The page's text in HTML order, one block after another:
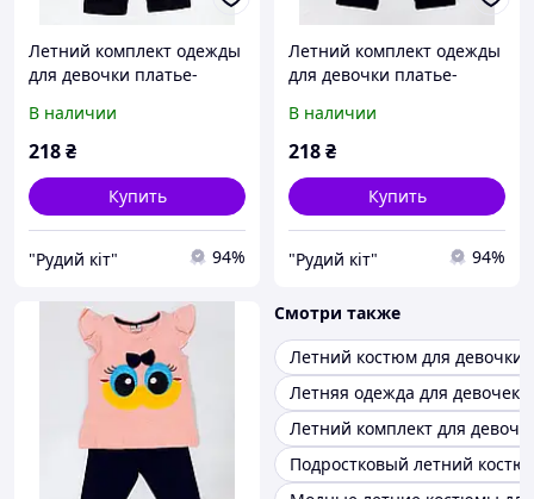
Летний комплект одежды
для девочки платье-
бриджи/трессы Размеры
6/9 м /68/74 см 9/12 м
В наличии
218₴
Купить
"Рудий кіт" 94%
Летний комплект одежды
для девочки платье-
бриджи/трессы Размеры
6/9 м /68/74 см 9/12 м
че
В наличии
218₴
Купить
"Рудий кіт" 94%
Смотри также
Летний костюм для девочки
Летняя одежда для девочек
Летний комплект для
Подростковый летний